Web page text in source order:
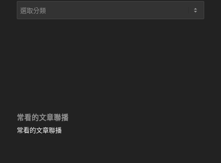
文
章
常看的文章聯播
常看的文章聯播